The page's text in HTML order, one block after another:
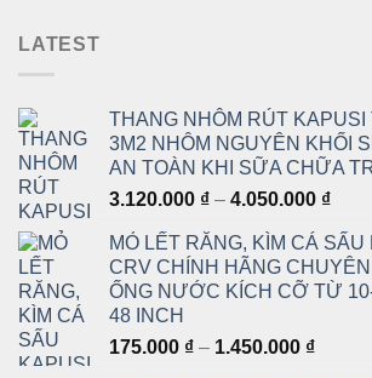
LATEST
THANG NHÔM RÚT
3M2 NHÔM NGUYÊN KHỐI
AN TOÀN KHI SỮA CHỮA
3.120.000 ₫ – 4.050.000 ₫
từ
đến
MỎ LẾT RĂNG, KÌM CÁ
CRV CHÍNH HÃNG
ỐNG NƯỚC KÍCH CỠ TỪ
48 INCH
175.000 ₫ – 1.450.000 ₫Khoảng